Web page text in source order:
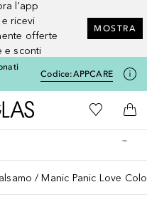
l'app
ricevi
offerte
e sconti
MOSTRA
Codice:APPCARE
A Douglas HomeAlla Mia
Al
Manic Panic Love